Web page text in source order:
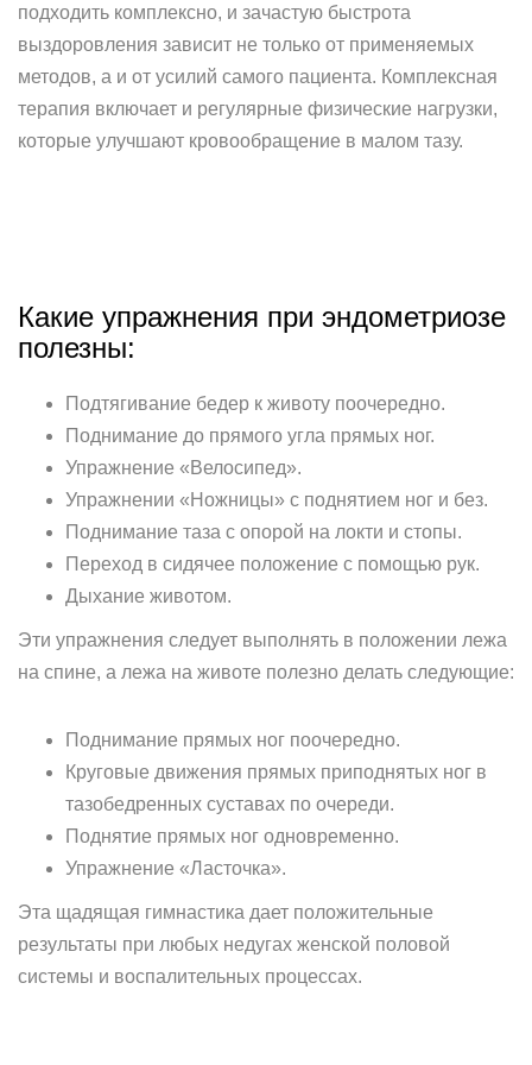
подходить комплексно, и зачастую быстрота
выздоровления зависит не только от применяемых
методов, а и от усилий самого пациента. Комплексная
терапия включает и регулярные физические нагрузки,
которые улучшают кровообращение в малом тазу.
Какие упражнения при эндометриозе
полезны:
Подтягивание бедер к животу поочередно.
Поднимание до прямого угла прямых ног.
Упражнение «Велосипед».
Упражнении «Ножницы» с поднятием ног и без.
Поднимание таза с опорой на локти и стопы.
Переход в сидячее положение с помощью рук.
Дыхание животом.
Эти упражнения следует выполнять в положении лежа
на спине, а лежа на животе полезно делать следующие:
Поднимание прямых ног поочередно.
Круговые движения прямых приподнятых ног в
тазобедренных суставах по очереди.
Поднятие прямых ног одновременно.
Упражнение «Ласточка».
Эта щадящая гимнастика дает положительные
результаты при любых недугах женской половой
системы и воспалительных процессах.